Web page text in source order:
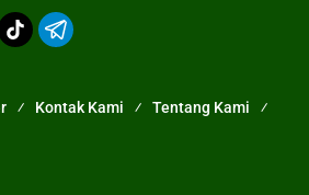
Kontak Kami
Tentang Kami